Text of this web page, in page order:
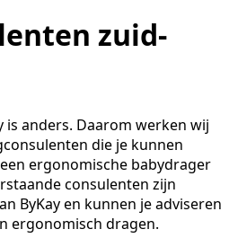
zuid-
is anders. Daarom werken wij
die je kunnen
ergonomische babydrager
consulenten zijn
ByKay en kunnen je adviseren
ergonomisch dragen.